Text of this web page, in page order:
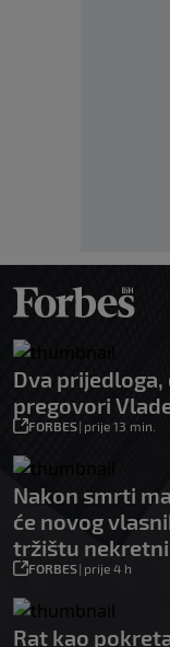
Dva prijedloga,
pregovori
FORBES| prije 13 min.
Nakon smrti
će novog
tržištu
FORBES| prije 4 h
Rat kao